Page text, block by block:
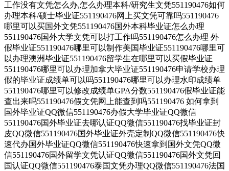
工作没有文凭怎么办,怎么办理本科/研究生文凭551190476如何
办理本科/硕士毕业证551190476网上买文凭可靠吗551190476
哪里可以买国外文凭551190476国外本科毕业证怎么办理
551190476国外大学文凭可以打工作吗551190476怎么办理 外
假毕业证551190476哪里可以制作美国毕业证551190476哪里可
以办理澳洲毕业证551190476留学生在哪里可以买假毕业证
551190476哪里可以办理加拿大毕业证551190476申请学校办理
假的毕业证成绩单可以吗551190476哪里可以办理水印成绩单
551190476哪里可以修改成绩单GPA分数551190476假毕业证能
查出来吗551190476假文凭网上能查到吗551190476 如何拿到
国外毕业证QQ微信551190476办假大学毕业证QQ微信
551190476国外毕业证去哪认证QQ微信551190476找毕业证封
皮QQ微信551190476国外毕业证外壳定制QQ微信551190476快
速代办国外毕业证QQ微信551190476快速拿到国外文凭QQ微
信551190476国外留学文凭认证QQ微信551190476国外文凭回
国认证QQ微信551190476泰国文凭办理QQ微信551190476法国